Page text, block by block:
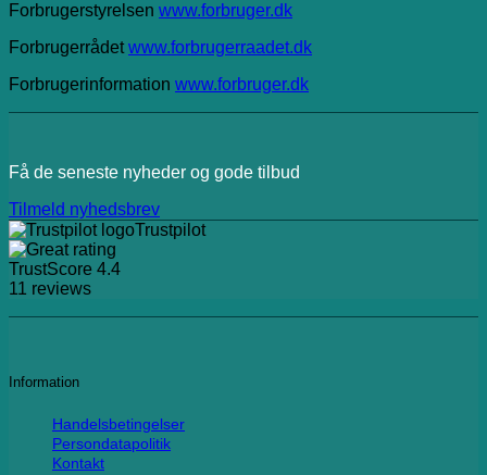
Forbrugerstyrelsen www.forbruger.dk
Forbrugerrådetwww.forbrugerraadet.dk
Forbrugerinformation www.forbruger.dk
Få de seneste nyheder og gode tilbud
Tilmeld nyhedsbrev
Trustpilot
TrustScore 4.4
11 reviews
Information
Handelsbetingelser
Persondatapolitik
Kontakt